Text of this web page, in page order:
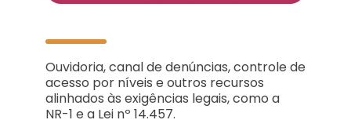
Ouvidoria, canal de denúncias, controle de
acesso por níveis e outros recursos
alinhados às exigências legais, como a
NR-1 e a Lei nº 14.457.